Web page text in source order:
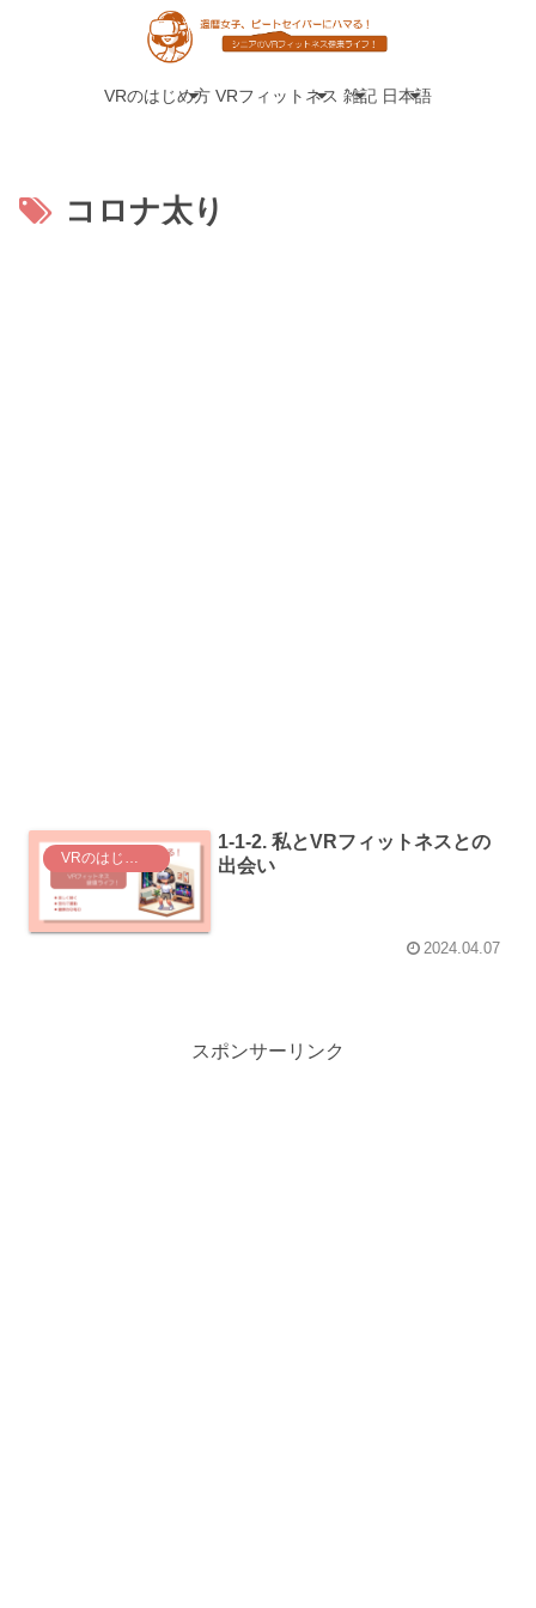
VRのはじめ方 VRフィットネス 雑記 日本語
コロナ太り
1-1-2. 私とVRフィットネスとの
出会い
2024.04.07
スポンサーリンク